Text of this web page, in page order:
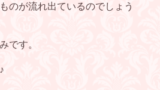
のが流れ出ているのでしょう
です。